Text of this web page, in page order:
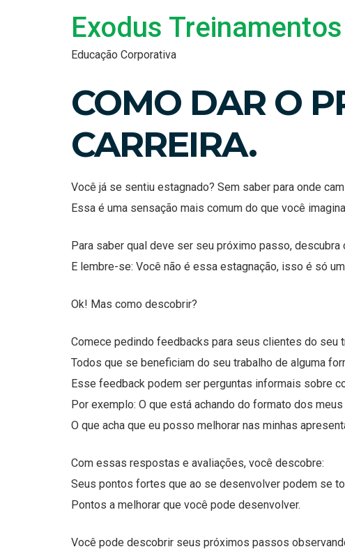
Exodus Treinamentos
Educação Corporativa
COMO DAR O
CARREIRA.
Você já se sentiu estagnado? Sem saber para onde
Essa é uma sensação mais comum do que você
Para saber qual deve ser seu próximo passo, descubra
E lembre-se: Você não é essa estagnação, isso é só
Ok! Mas como descobrir?
Comece pedindo feedbacks para seus clientes do seu
Todos que se beneficiam do seu trabalho de alguma
Esse feedback podem ser perguntas informais sobre
Por exemplo: O que está achando do formato dos
O que acha que eu posso melhorar nas minhas
Com essas respostas e avaliações, você descobre:
Seus pontos fortes que ao se desenvolver podem se
Pontos a melhorar que você pode desenvolver.
Você pode descobrir seus próximos passos